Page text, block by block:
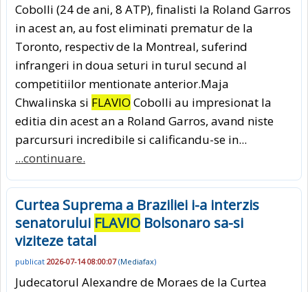
Cobolli (24 de ani, 8 ATP), finalisti la Roland Garros
in acest an, au fost eliminati prematur de la
Toronto, respectiv de la Montreal, suferind
infrangeri in doua seturi in turul secund al
competitiilor mentionate anterior.Maja
Chwalinska si FLAVIO Cobolli au impresionat la
editia din acest an a Roland Garros, avand niste
parcursuri incredibile si calificandu-se in...
...continuare.
Curtea Suprema a Braziliei i-a interzis
senatorului FLAVIO Bolsonaro sa-si
viziteze tatal
publicat 2026-07-14 08:00:07(Mediafax)
Judecatorul Alexandre de Moraes de la Curtea